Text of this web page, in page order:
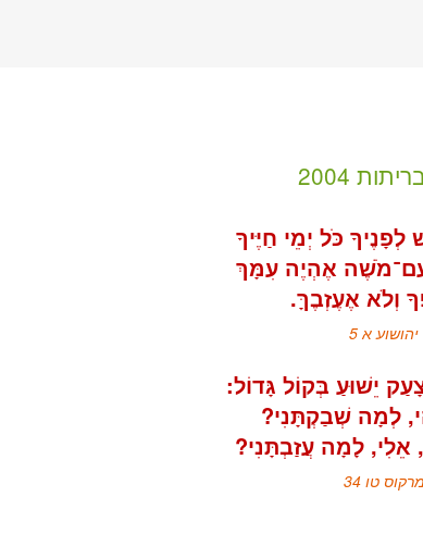
2004
וְלֹא אֶעֶזְבֶךָּ.
יהושוע א 5
אֵלִי, לָמָה עֲזַבְתָּנִי?
מרקוס טו 34